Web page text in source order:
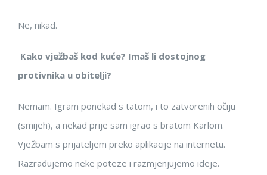
Ne, nikad.
Kako vježbaš kod kuće? Imaš li dostojnog
protivnika u obitelji?
Nemam. Igram ponekad s tatom, i to zatvorenih očiju
(smijeh), a nekad prije sam igrao s bratom Karlom.
Vježbam s prijateljem preko aplikacije na internetu.
Razrađujemo neke poteze i razmjenjujemo ideje.